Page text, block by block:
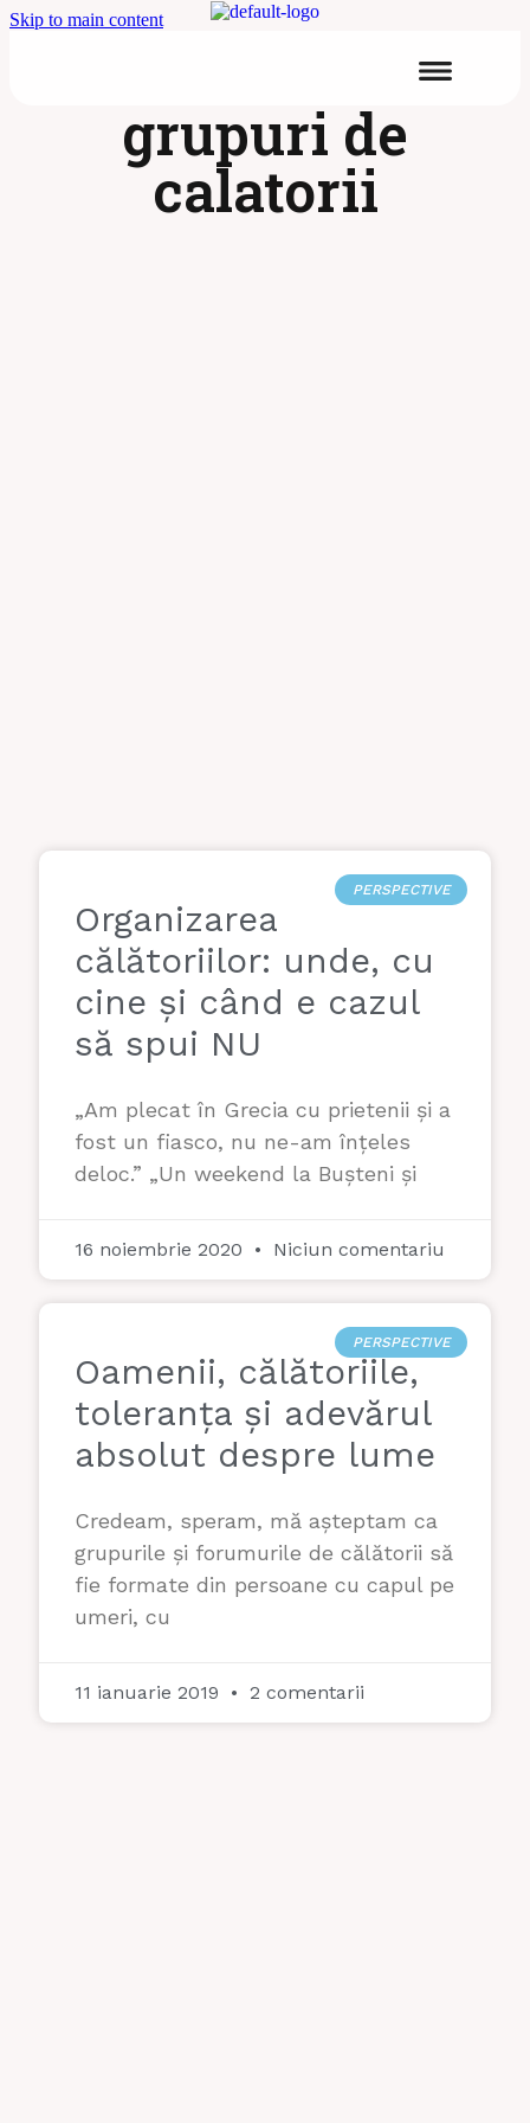
Skip to main content
grupuri de
calatorii
PERSPECTIVE
Organizarea
călătoriilor: unde, cu
cine și când e cazul
să spui NU
„Am plecat în Grecia cu prietenii și a
fost un fiasco, nu ne-am înțeles
deloc.” „Un weekend la Bușteni și
16 noiembrie 2020 Niciun comentariu
PERSPECTIVE
Oamenii, călătoriile,
toleranța și adevărul
absolut despre lume
Credeam, speram, mă așteptam ca
grupurile și forumurile de călătorii să
fie formate din persoane cu capul pe
umeri, cu
11 ianuarie 2019 2 comentarii